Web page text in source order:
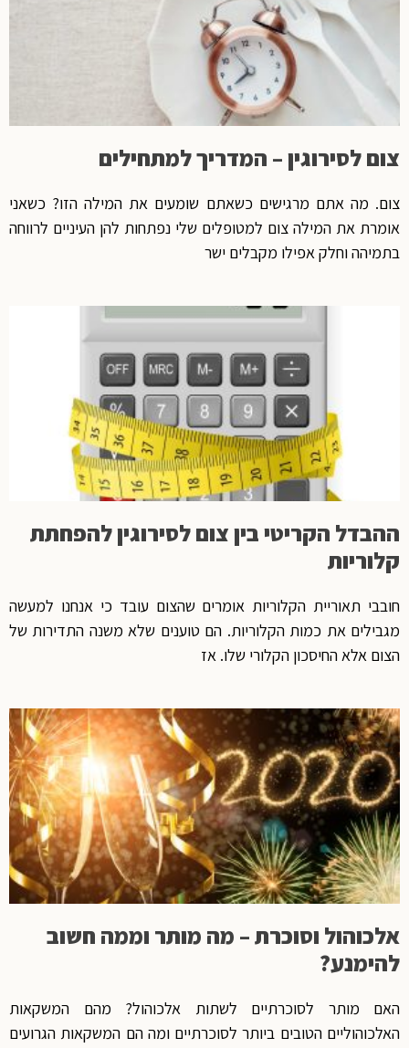
צום לסירוגין – המדריך למתחילים
צום. מה אתם מרגישים כשאתם שומעים את המילה הזו? כשאני
אומרת את המילה צום למטופלים שלי נפתחות להן העיניים לרווחה
בתמיהה וחלק אפילו מקבלים ישר
ההבדל הקריטי בין צום לסירוגין להפחתת
קלוריות
חובבי תאוריית הקלוריות אומרים שהצום עובד כי אנחנו למעשה
מגבילים את כמות הקלוריות. הם טוענים שלא משנה התדירות של
הצום אלא החיסכון הקלורי שלו. אז
אלכוהול וסוכרת – מה מותר וממה חשוב
להימנע?
האם מותר לסוכרתיים לשתות אלכוהול? מהם המשקאות
האלכוהוליים הטובים ביותר לסוכרתיים ומה הם המשקאות הגרועים